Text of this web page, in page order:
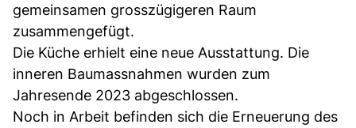
gemeinsamen grosszügigeren Raum
zusammengefügt.
Die Küche erhielt eine neue Ausstattung. Die
inneren Baumassnahmen wurden zum
Jahresende 2023 abgeschlossen.
Noch in Arbeit befinden sich die Erneuerung des